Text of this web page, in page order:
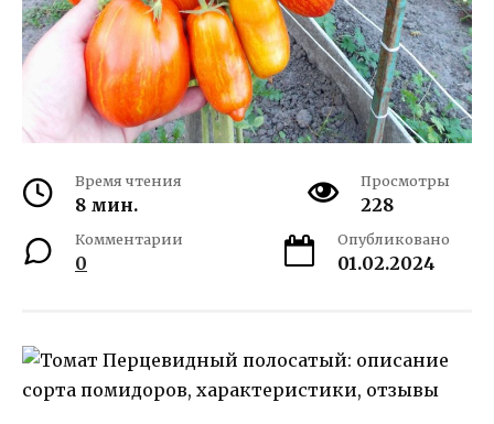
Время чтения
8 мин.
Просмотры
228
Комментарии
0
Опубликовано
01.02.2024